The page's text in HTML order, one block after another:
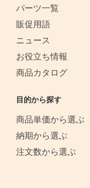
パーツ一覧
販促用語
ニュース
お役立ち情報
商品カタログ
目的から探す
商品単価から選ぶ
納期から選ぶ
注文数から選ぶ